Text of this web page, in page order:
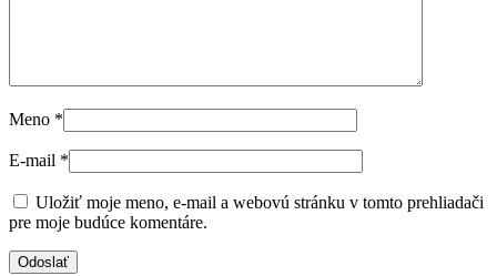
Meno *
E-mail *
Uložiť moje meno, e-mail a webovú stránku v tomto prehliadači
pre moje budúce komentáre.